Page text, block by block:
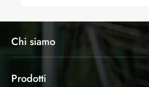
Chi siamo
Prodotti